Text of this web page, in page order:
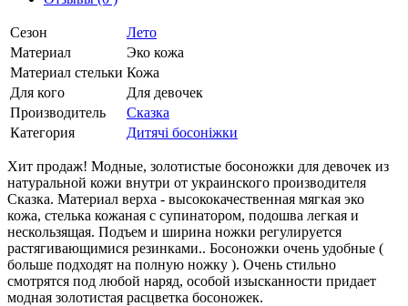
Сезон
Лето
Материал
Эко кожа
Материал стельки Кожа
Для кого
Для девочек
Производитель
Сказка
Категория
Дитячі босоніжки
Хит продаж! Модные, золотистые босоножки для девочек из
натуральной кожи внутри от украинского производителя
Сказка. Материал верха - высококачественная мягкая эко
кожа, стелька кожаная с супинатором, подошва легкая и
нескользящая. Подъем и ширина ножки регулируется
растягивающимися резинками.. Босоножки очень удобные (
больше подходят на полную ножку ). Очень стильно
смотрятся под любой наряд, особой изысканности придает
модная золотистая расцветка босоножек.